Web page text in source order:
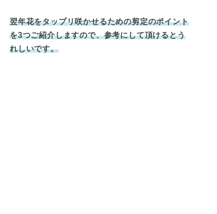
翌年花をタップリ咲かせるための剪定のポイント
を3つご紹介しますので、参考にして頂けるとう
れしいです。